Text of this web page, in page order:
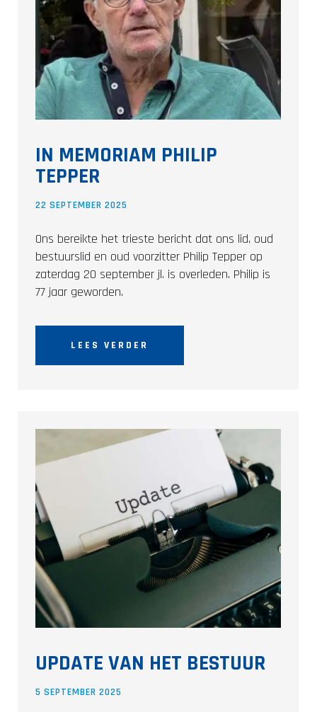
IN MEMORIAM PHILIP
TEPPER
22 SEPTEMBER 2025
Ons bereikte het trieste bericht dat ons lid, oud
bestuurslid en oud voorzitter Philip Tepper op
zaterdag 20 september jl. is overleden. Philip is
77 jaar geworden.
LEES VERDER
UPDATE VAN HET BESTUUR
5 SEPTEMBER 2025